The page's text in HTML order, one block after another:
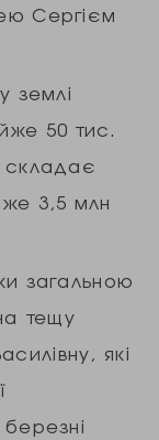
Сергієм
землі
50 тис.
складає
3,5 млн
загальною
тещу
які